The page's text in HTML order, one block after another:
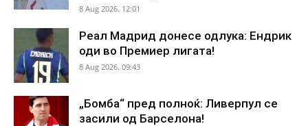
8 Aug 2026. 12:01
Реал Мадрид донесе одлука: Ендрик
оди во Премиер лигата!
8 Aug 2026. 09:43
„Бомба“ пред полноќ: Ливерпул се
засили од Барселона!